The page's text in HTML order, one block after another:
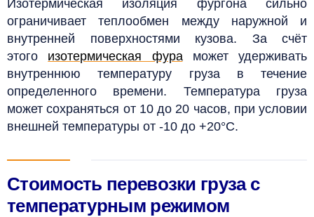
Изотермическая изоляция фургона сильно
ограничивает теплообмен между наружной и
внутренней поверхностями кузова. За счёт
этого изотермическая фураможет удерживать
внутреннюю температуру груза в течение
определенного времени. Температура груза
может сохраняться от 10 до 20 часов, при условии
внешней температуры от -10 до +20°C.
Стоимость перевозки груза с
температурным режимом